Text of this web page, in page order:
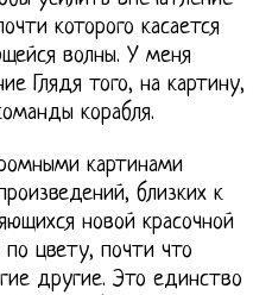
которого касается
волны. У меня
Глядя того, на картину,
корабля.
картинами
близких к
новой красочной
цвету, почти что
другие. Это единство